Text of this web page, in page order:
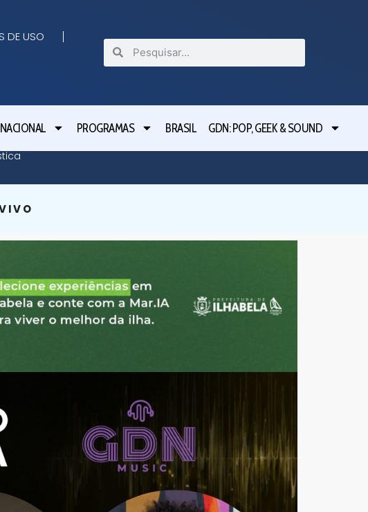
DE USO
PROGRAMAS BRASIL GDN: POP, GEEK & SOUND